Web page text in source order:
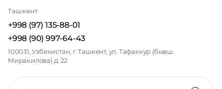
Ташкент
+998 (97) 135-88-01
+998 (90) 997-64-43
100031, Узбекистан, г. Ташкент, ул. Тафаккур (бывш.
Миракилова) д. 22